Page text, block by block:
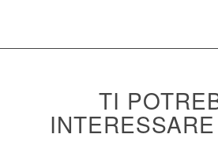
TI